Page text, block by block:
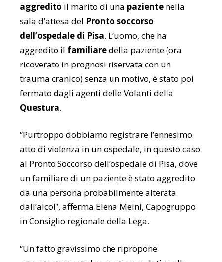
aggredito il marito di una paziente nella
sala d’attesa del Pronto soccorso
dell’ospedale di Pisa. L’uomo, che ha
aggredito il familiaredella paziente (ora
ricoverato in prognosi riservata con un
trauma cranico) senza un motivo, è stato poi
fermato dagli agenti delle Volanti della
Questura.
“Purtroppo dobbiamo registrare l’ennesimo
atto di violenza in un ospedale, in questo caso
al Pronto Soccorso dell’ospedale di Pisa, dove
un familiare di un paziente è stato aggredito
da una persona probabilmente alterata
dall’alcol”, afferma Elena Meini, Capogruppo
in Consiglio regionale della Lega.
“Un fatto gravissimo che ripropone